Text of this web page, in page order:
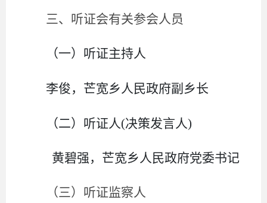
三、听证会有关参会人员
（一）听证主持人
李俊，芒宽乡人民政府副乡长
（二）听证人(决策发言人)
黄碧强 ，芒宽乡人民政府党委书记
（三）听证监察人